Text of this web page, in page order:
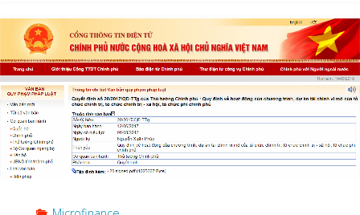
QD-
TTg,
date
12/6/2017
on